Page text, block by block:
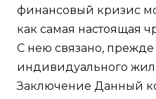
финансовый кризис
как самая настоящая
С нею связано,
индивидуального
Заключение Данный